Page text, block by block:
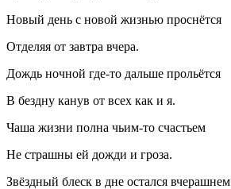
Новый день с новой жизнью проснётся
Отделяя от завтра вчера.
Дождь ночной где-то дальше прольётся
В бездну канув от всех как и я.
Чаша жизни полна чьим-то счастьем
Не страшны ей дожди и гроза.
Звёздный блеск в дне остался вчерашнем